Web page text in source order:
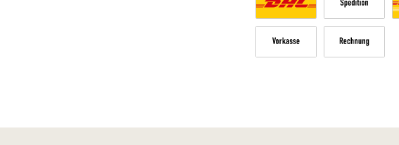
Versandkosten Deutschland
Sperrgut